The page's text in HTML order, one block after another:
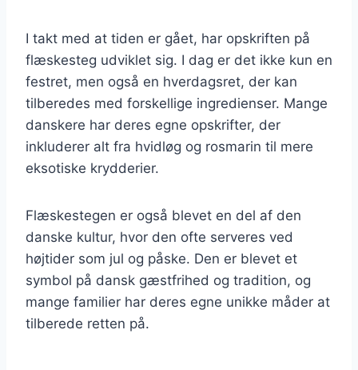
I takt med at tiden er gået, har opskriften på
flæskesteg udviklet sig. I dag er det ikke kun en
festret, men også en hverdagsret, der kan
tilberedes med forskellige ingredienser. Mange
danskere har deres egne opskrifter, der
inkluderer alt fra hvidløg og rosmarin til mere
eksotiske krydderier.
Flæskestegen er også blevet en del af den
danske kultur, hvor den ofte serveres ved
højtider som jul og påske. Den er blevet et
symbol på dansk gæstfrihed og tradition, og
mange familier har deres egne unikke måder at
tilberede retten på.